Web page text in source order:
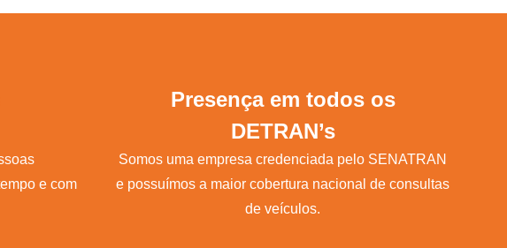
e com
Presença em todos os
DETRAN’s
Somos uma empresa credenciada pelo SENATRAN
e possuímos a maior cobertura nacional de consultas
de veículos.